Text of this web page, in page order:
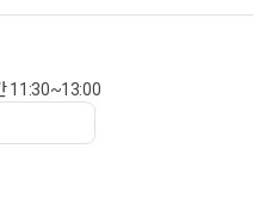
11:30~13:00